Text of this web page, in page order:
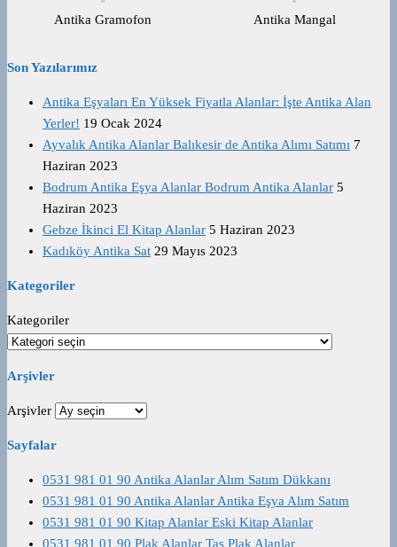
Antika Gramofon Antika Mangal
Son Yazılarımız
Antika Eşyaları En Yüksek Fiyatla Alanlar: İşte Antika Alan
Yerler! 19 Ocak 2024
Ayvalık Antika Alanlar Balıkesir de Antika Alımı Satımı 7
Haziran 2023
Bodrum Antika Eşya Alanlar Bodrum Antika Alanlar 5
Haziran 2023
Gebze İkinci El Kitap Alanlar 5 Haziran 2023
Kadıköy Antika Sat 29 Mayıs 2023
Kategoriler
Kategoriler
Arşivler
Arşivler
Sayfalar
0531 981 01 90 Antika Alanlar Alım Satım Dükkanı
0531 981 01 90 Antika Alanlar Antika Eşya Alım Satım
0531 981 01 90 Kitap Alanlar Eski Kitap Alanlar
0531 981 01 90 Plak Alanlar Taş Plak Alanlar